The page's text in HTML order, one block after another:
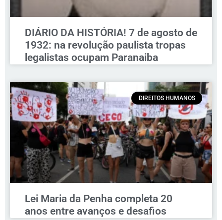
DIÁRIO DA HISTÓRIA! 7 de agosto de
1932: na revolução paulista tropas
legalistas ocupam Paranaiba
DIREITOS HUMANOS
Lei Maria da Penha completa 20
anos entre avanços e desafios